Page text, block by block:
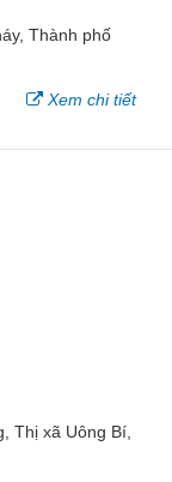
Thành phố
Xem chi tiết
Thị xã Uông Bí,